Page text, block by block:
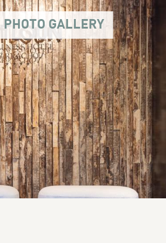
PHOTO GALLERY